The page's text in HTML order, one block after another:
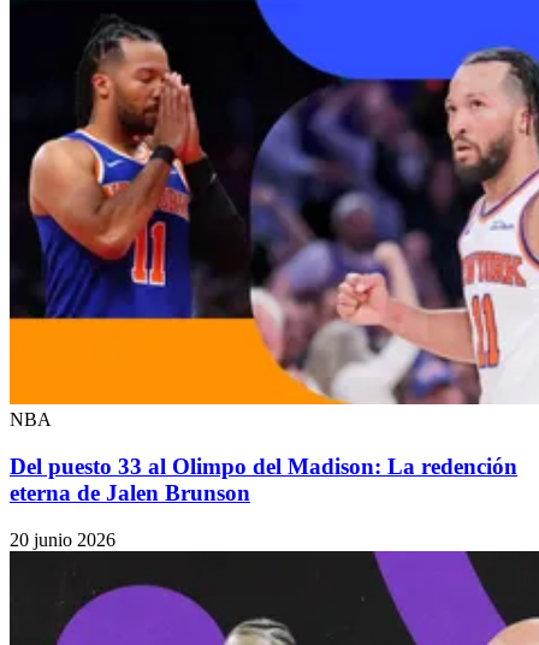
NBA
Del puesto 33 al Olimpo del Madison: La redención
eterna de Jalen Brunson
20 junio 2026